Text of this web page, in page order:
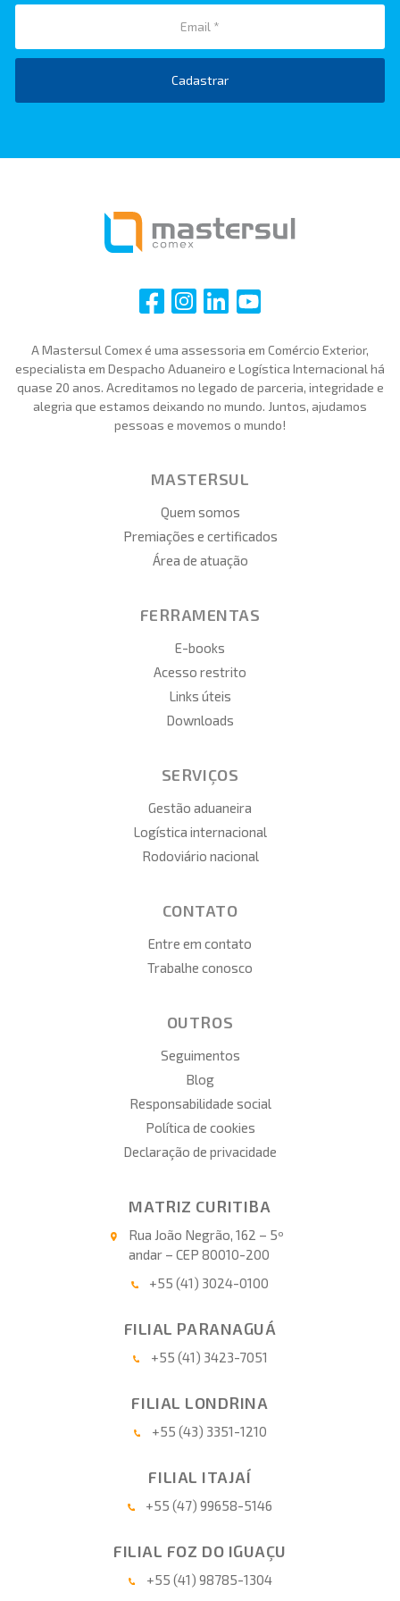
Cadastrar
i i i i
A Mastersul Comex é uma assessoria em Comércio Exterior,
especialista em Despacho Aduaneiro e Logística Internacional há
quase 20 anos. Acreditamos no legado de parceria, integridade e
alegria que estamos deixando no mundo. Juntos, ajudamos
pessoas e movemos o mundo!
MASTERSUL
Quem somos
Premiações e certificados
Área de atuação
FERRAMENTAS
E-books
Acesso restrito
Links úteis
Downloads
SERVIÇOS
Gestão aduaneira
Logística internacional
Rodoviário nacional
CONTATO
Entre em contato
Trabalhe conosco
OUTROS
Seguimentos
Blog
Responsabilidade social
Política de cookies
Declaração de privacidade
MATRIZ CURITIBA
Rua João Negrão, 162 – 5º
andar – CEP 80010-200
+55 (41) 3024-0100
FILIAL PARANAGUÁ
+55 (41) 3423-7051
FILIAL LONDRINA
+55 (43) 3351-1210
FILIAL ITAJAÍ
+55 (47) 99658-5146
FILIAL FOZ DO IGUAÇU
+55 (41) 98785-1304